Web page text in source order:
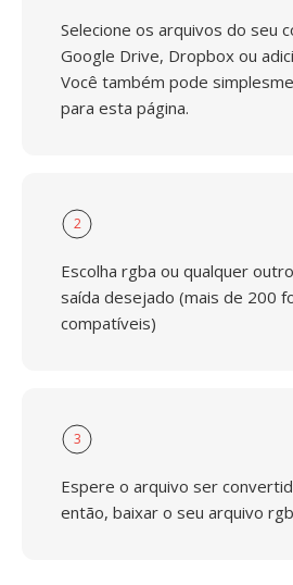
Selecione os arquivos do seu
Google Drive, Dropbox ou
Você também pode
para esta página.
2
Escolha rgba ou qualquer
saída desejado (mais de 200
compatíveis)
3
Espere o arquivo ser
então, baixar o seu arquivo